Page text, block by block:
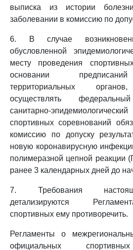
выписка из истории
заболевании в комиссию по
6. В случае
обусловленной
месту проведения
основании
территориальных
осуществлять
санитарно-
спортивных соревнований
комиссию по допуску
новую коронавирусную
полимеразной цепной реакции
ранее 3 календарных дней до
7. Требования
детализируются
спортивных ему противоречить.
Регламенты о
официальных